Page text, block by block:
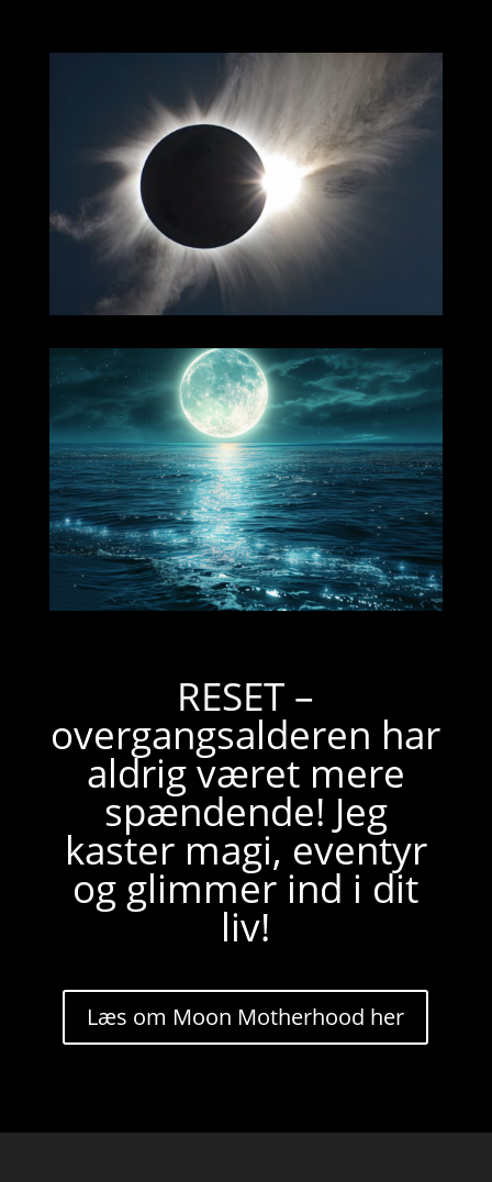
RESET –
overgangsalderen har
aldrig været mere
spændende! Jeg
kaster magi, eventyr
og glimmer ind i dit
liv!
Læs om Moon Motherhood her